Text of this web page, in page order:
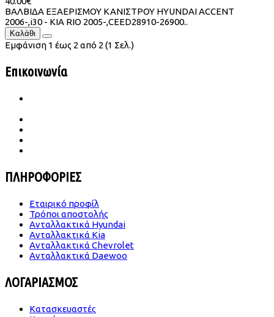
ΒΑΛΒΙΔΑ ΕΞΑΕΡΙΣΜΟΥ ΚΑΝΙΣΤΡΟΥ HYUNDAI ACCENT
2006-,i30 - KIA RIO 2005-,CEED28910-26900..
Καλάθι
Εμφάνιση 1 έως 2 από 2 (1 Σελ.)
Επικοινωνία
ΠΛΗΡΟΦΟΡΙΕΣ
Εταιρικό προφίλ
Τρόποι αποστολής
Ανταλλακτικά Hyundai
Ανταλλακτικά Kia
Ανταλλακτικά Chevrolet
Ανταλλακτικά Daewoo
ΛΟΓΑΡΙΑΣΜΟΣ
Κατασκευαστές